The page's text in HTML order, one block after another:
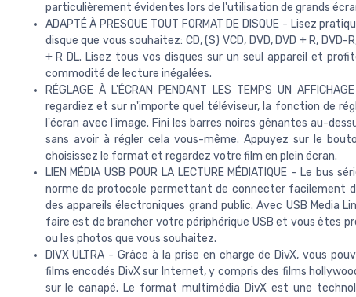
particulièrement évidentes lors de l'utilisation de grands
ADAPTÉ À PRESQUE TOUT FORMAT DE DISQUE - Lisez
disque que vous souhaitez: CD, (S) VCD, DVD, DVD + R, DVD-
+ R DL. Lisez tous vos disques sur un seul appareil et
commodité de lecture inégalées.
RÉGLAGE À L'ÉCRAN PENDANT LES TEMPS UN
regardiez et sur n'importe quel téléviseur, la fonction de
l'écran avec l'image. Fini les barres noires gênantes au-
sans avoir à régler cela vous-même. Appuyez sur le
choisissez le format et regardez votre film en plein écran.
LIEN MÉDIA USB POUR LA LECTURE MÉDIATIQUE - Le bus
norme de protocole permettant de connecter facilement
des appareils électroniques grand public. Avec USB Media
faire est de brancher votre périphérique USB et vous êtes
ou les photos que vous souhaitez.
DIVX ULTRA - Grâce à la prise en charge de DivX, vous
films encodés DivX sur Internet, y compris des films
sur le canapé. Le format multimédia DivX est une